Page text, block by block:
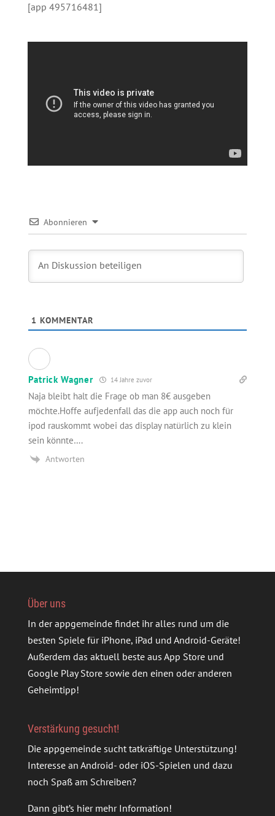
[app 495716481]
Abonnieren
1 KOMMENTAR
Patrick Wagner 14 Jahre zuvor
Naja bleibt halt die Frage ob man 8€ ausgeben
möchte.Hoffe aufjedenfall das die app auch noch für
ipod rauskommt wobei das display natürlich zu klein
sein könnte….
Antworten
Über uns
In der appgemeinde findet ihr alles rund um die
besten Spiele für iPhone, iPad und Android-Geräte!
Außerdem das aktuell beste aus App Store und
Google Play Store sowie den einen oder anderen
Geheimtipp!
Verstärkung gesucht!
Die appgemeinde sucht tatkräftige Unterstützung!
Interesse an Android- oder iOS-Spielen und dazu
noch Spaß am Schreiben?
Dann gibt’s hier mehr Information!